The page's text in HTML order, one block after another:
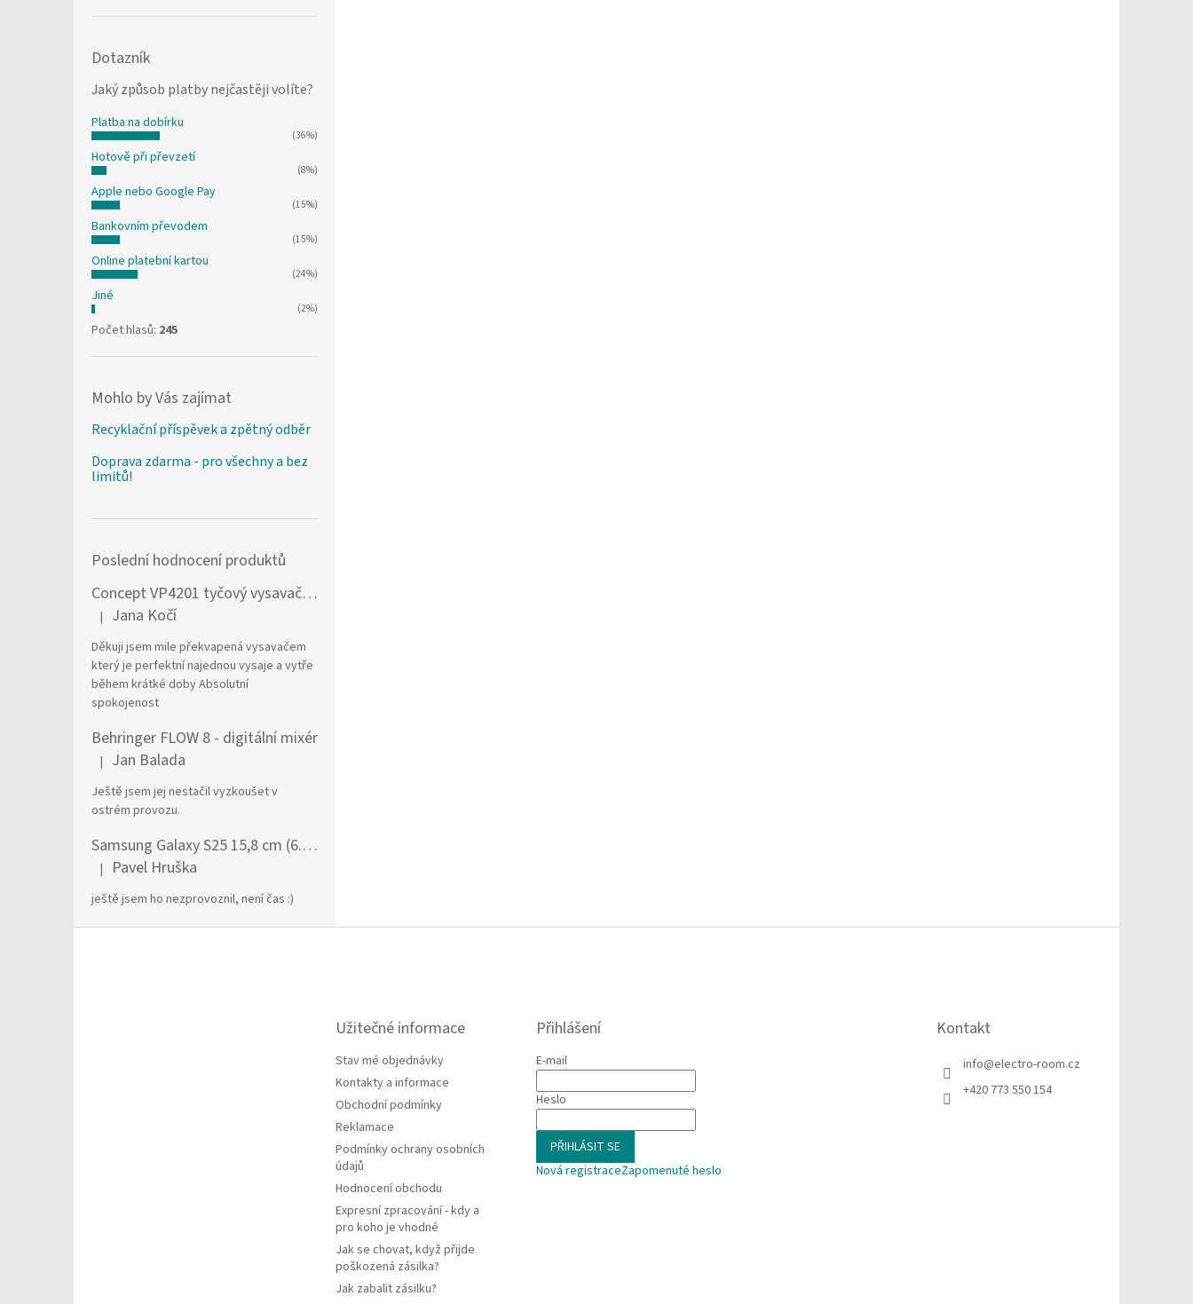
Dotazník
Jaký způsob platby nejčastěji volíte?
Platba na dobírku
(36%)
Hotově při převzetí
(8%)
Apple nebo Google Pay
(15%)
Bankovním převodem
(15%)
Online platební kartou
(24%)
Jiné
(2%)
Počet hlasů: 245
Mohlo by Vás zajímat
Recyklační příspěvek a zpětný odběr
Doprava zdarma - pro všechny a bez
limitů!
Poslední hodnocení produktů
Concept VP4201 tyčový vysavač / elektrický smeták Tyčový vysavač 2 v 1 AC Suché a mokré Bezsáčkové 0,6 l 90 W Černá, Stříbrná
Hodnocení produktu je 5 z 5 hvězdiček.
| Jana Kočí
Děkuji jsem mile překvapená vysavačem
který je perfektní najednou vysaje a vytře
během krátké doby Absolutní
spokojenost
Behringer FLOW 8 - digitální mixér
Hodnocení produktu je 5 z 5 hvězdiček.
| Jan Balada
Ještě jsem jej nestačil vyzkoušet v
ostrém provozu.
Samsung Galaxy S25 15,8 cm (6.2") Dual SIM Android 15 5G USB typu C 12 GB 256 GB 4000 mAh Námořnická modrá
Hodnocení produktu je 1 z 5 hvězdiček.
| Pavel Hruška
ještě jsem ho nezprovoznil, není čas :)
Užitečné informace
Stav mé objednávky
Kontakty a informace
Obchodní podmínky
Reklamace
Podmínky ochrany osobních
údajů
Hodnocení obchodu
Expresní zpracování - kdy a
pro koho je vhodné
Jak se chovat, když přijde
poškozená zásilka?
Jak zabalit zásilku?
Přihlášení
E-mail
Heslo
PŘIHLÁSIT SE
Nová registraceZapomenuté heslo
Kontakt
info@electro-room.cz
+420 773 550 154